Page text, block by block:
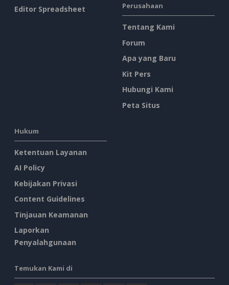
Editor Spreadsheet
Perusahaan
Tentang Kami
Forum
Apa yang Baru
Kit Pers
Hubungi Kami
Peta Situs
Hukum
Ketentuan Layanan
AI Policy
Kebijakan Privasi
Content Guidelines
Tinjauan Keamanan
Laporkan
Penyalahgunaan
Temukan Kami di